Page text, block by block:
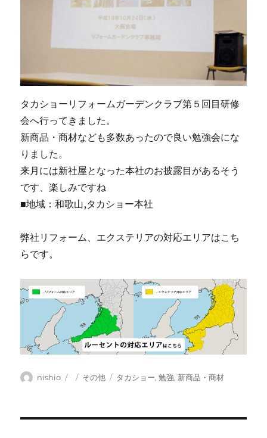
タカショーリフォームガーデンクラブ第５回目研修
会へ行ってきました。
新商品・商材なども多数あったので良い勉強会にな
りました。
来月には新社屋となった本社のお披露目があるそう
です、楽しみですね
■地域：和歌山,タカショー本社
弊社リフォーム、エクステリアの対応エリアはこち
らです。
投
nishio
投 カ
その他
タ
タカショー,勉強, 新商品・商材